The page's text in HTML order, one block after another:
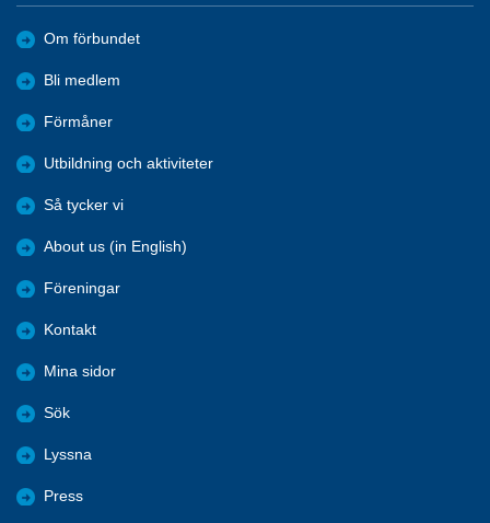
Om förbundet
Bli medlem
Förmåner
Utbildning och aktiviteter
Så tycker vi
About us (in English)
Föreningar
Kontakt
Mina sidor
Sök
Lyssna
Press